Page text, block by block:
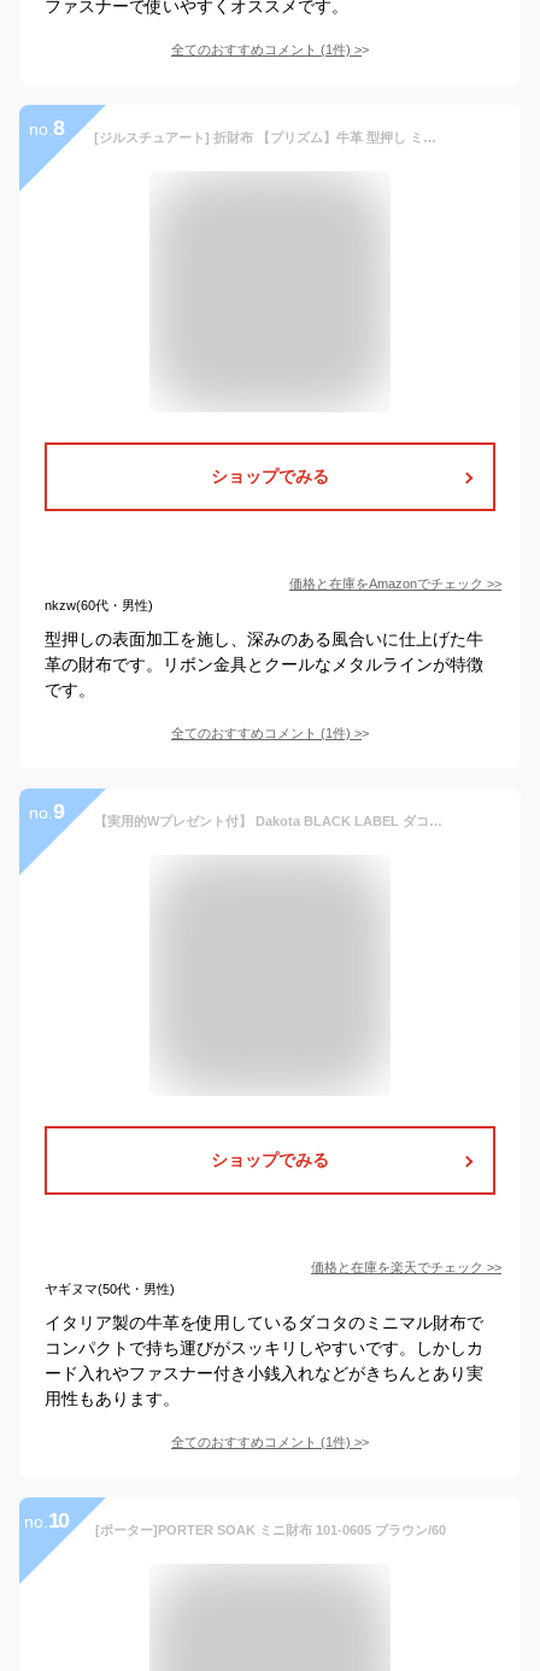
ファスナーで使いやすくオススメです。
全てのおすすめコメント (1件) >
no. 8 [ジルスチュアート] 折財布 【プリズム】牛革 型押し ミニリボン メタルライン カブセボタン開閉 チャーム付 JSLW7DS1(専用BOX入り) レディース ブラック
ショップでみる
価格と在庫をAmazonでチェック >>
nkzw(60代・男性)
型押しの表面加工を施し、深みのある風合いに仕上げた牛
革の財布です。リボン金具とクールなメタルラインが特徴
です。
全てのおすすめコメント (1件) >
no. 9 【実用的Wプレゼント付】 Dakota BLACK LABEL ダコタ ブラックレーベル 財布ミニモ 小銭入れ付き三つ折り財布 0627603メンズ 三つ折り キーケース キーホルダー ミニマム財布 ミニマル財布 コンパクト財布 ミニ財布 ブランド ブラック バレンタイン
ショップでみる
価格と在庫を楽天でチェック >>
ヤギヌマ(50代・男性)
イタリア製の牛革を使用しているダコタのミニマル財布で
コンパクトで持ち運びがスッキリしやすいです。しかしカ
ード入れやファスナー付き小銭入れなどがきちんとあり実
用性もあります。
全てのおすすめコメント (1件) >
no. 10 [ポーター]PORTER SOAK ミニ財布 101-0605 ブラウン/60